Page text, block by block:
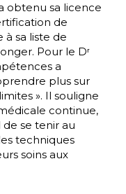
obtenu sa licence
de
sa liste de
Pour le Dʳ
a
plus sur
». Il souligne
continue,
se tenir au
techniques
soins aux